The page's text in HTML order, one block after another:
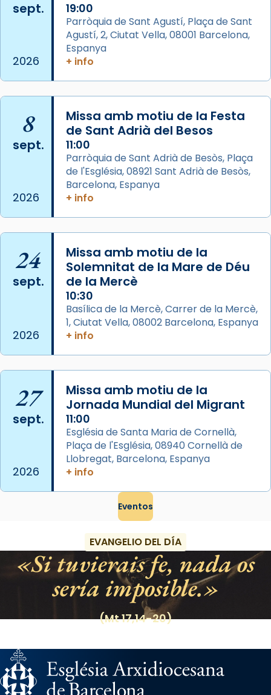
Aquest dilluns, 27 de juliol, ha tingut lloc la
missa d’acció de gràcies en agraïment al
comitè organitzador de la visita apostòlica
del Sant Pare Lleó XIV a Barcelona, i als
L’arquebisbe de Barcelona, el cardenal Joan
Josep Omella, ha presidit la missa i l’ha
concelebrat el bisbe auxiliar de Barcelona,
Mons. David Abadías.
📸 Dr. G. Simón
View on Facebook ·
Arquebisbat de Barcelona
Memòria de les santes Juliana i
Semproniana, verges i màrtirs.
Acompanyant la història de sant Cugat, a
partir de l’Edat Mitjana sorgeix la tradició
que les santes Juliana (“relatiu a Júlia”) i
que les santes són filles de l’antiga Iluro.
Mataró en reivindicarà les relíq
...Ver más
View on Facebook · Share
sept.
2026
19:00
Parròquia de Sant Agustí, Plaça de Sant
Agustí, 2, Ciutat Vella, 08001 Barcelona,
Espanya
+ info
8
sept.
2026
Missa amb motiu de la Festa
de Sant Adrià del Besos
11:00
Parròquia de Sant Adrià de Besòs, Plaça
de l'Església, 08921 Sant Adrià de Besòs,
Barcelona, Espanya
+ info
24
sept.
2026
Missa amb motiu de la
Solemnitat de la Mare de Déu
de la Mercè
10:30
Basílica de la Mercè, Carrer de la Mercè,
1, Ciutat Vella, 08002 Barcelona, Espanya
+ info
27
sept.
2026
Missa amb motiu de la
Jornada Mundial del Migrant
11:00
Església de Santa Maria de Cornellà,
Plaça de l'Església, 08940 Cornellà de
Llobregat, Barcelona, Espanya
+ info
Eventos
EVANGELIO DEL DÍA
Si tuvierais fe, nada os
sería imposible.
(Mt 17,14-20)